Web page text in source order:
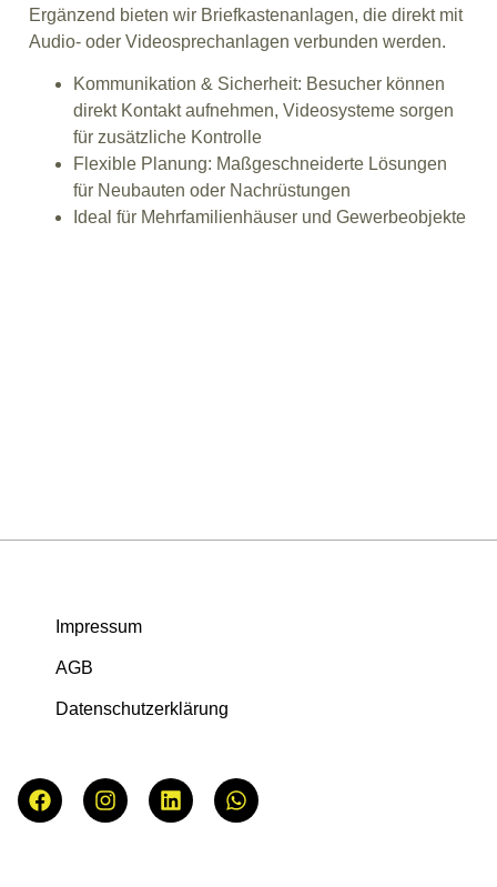
Ergänzend bieten wir Briefkastenanlagen, die direkt mit
Audio- oder Videosprechanlagen verbunden werden.
Kommunikation & Sicherheit: Besucher können
direkt Kontakt aufnehmen, Videosysteme sorgen
für zusätzliche Kontrolle
Flexible Planung: Maßgeschneiderte Lösungen
für Neubauten oder Nachrüstungen
Ideal für Mehrfamilienhäuser und Gewerbeobjekte
Impressum
AGB
Datenschutzerklärung